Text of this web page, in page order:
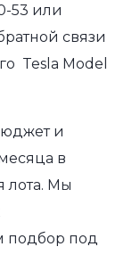
53 или
связи
Tesla Model
и
в
лота. Мы
подбор под